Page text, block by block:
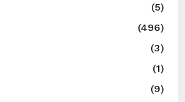
(5)
(496)
(3)
(1)
(9)